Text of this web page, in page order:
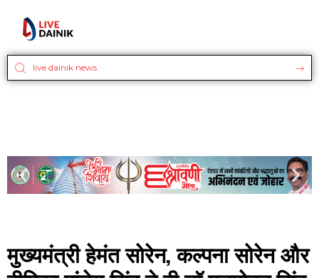
मुख्यमंत्री हेमंत सोरेन, कल्पना सोरेन और